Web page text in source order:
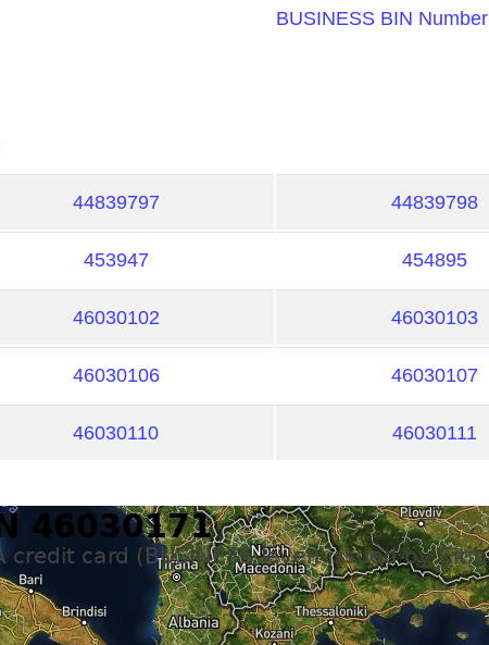
BUSINESS BIN Number
44839797 44839798
453947 454895
46030102 46030103
46030106 46030107
46030110 46030111